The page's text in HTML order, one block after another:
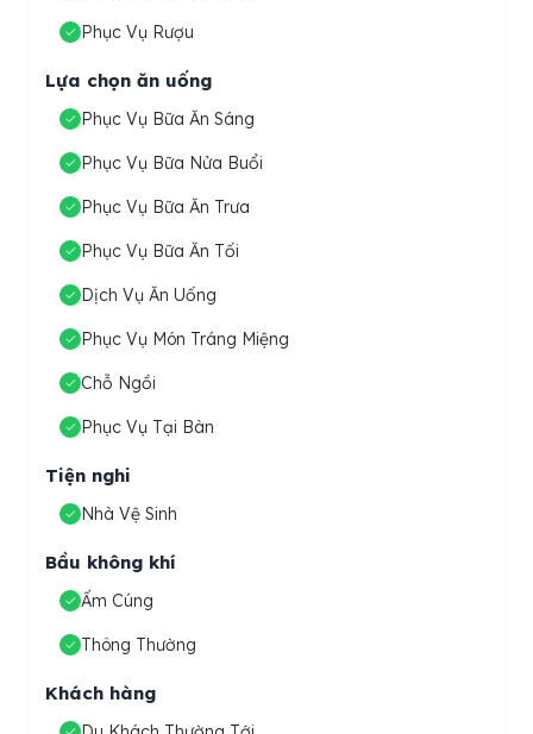
Phục Vụ Rượu
Lựa chọn ăn uống
Phục Vụ Bữa Ăn Sáng
Phục Vụ Bữa Nửa Buổi
Phục Vụ Bữa Ăn Trưa
Phục Vụ Bữa Ăn Tối
Dịch Vụ Ăn Uống
Phục Vụ Món Tráng Miệng
Chỗ Ngồi
Phục Vụ Tại Bàn
Tiện nghi
Nhà Vệ Sinh
Bầu không khí
Ấm Cúng
Thông Thường
Khách hàng